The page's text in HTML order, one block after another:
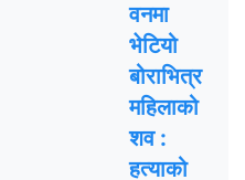
वनमा
भेटियो
बोराभित्र
महिलाको
शव :
हत्याको